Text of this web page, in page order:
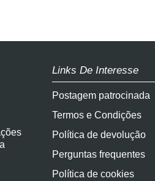
Links De Interesse
Postagem patrocinada
Termos e Condições
Política de devolução
Perguntas frequentes
Política de cookies